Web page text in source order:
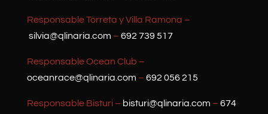
Responsable Torreta y Villa Ramona –
silvia@qlinaria.com – 692 739 517
Responsable Ocean Club –
oceanrace@qlinaria.com – 692 056 215
Responsable Bisturi – bisturi@qlinaria.com – 674